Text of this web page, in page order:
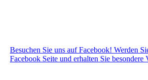
Besuchen Sie uns auf Facebook! Werden
Facebook Seite und erhalten Sie besondere